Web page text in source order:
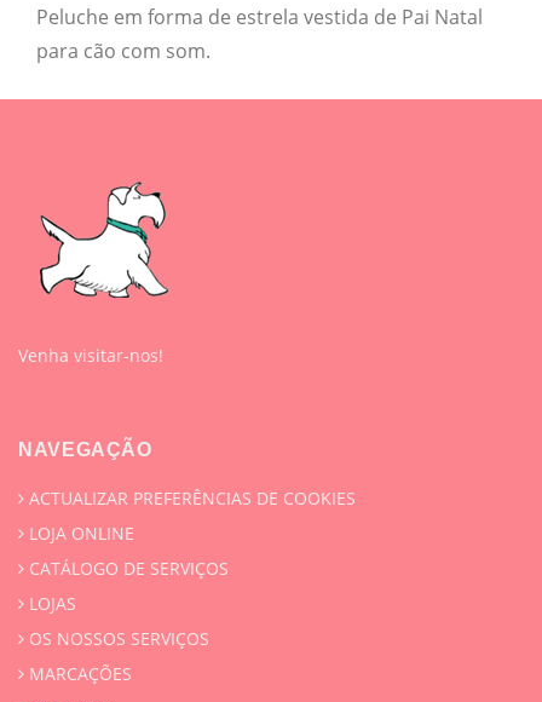
Peluche em forma de estrela vestida de Pai Natal
para cão com som.
Venha visitar-nos!
NAVEGAÇÃO
ACTUALIZAR PREFERÊNCIAS DE COOKIES
LOJA ONLINE
CATÁLOGO DE SERVIÇOS
LOJAS
OS NOSSOS SERVIÇOS
MARCAÇÕES